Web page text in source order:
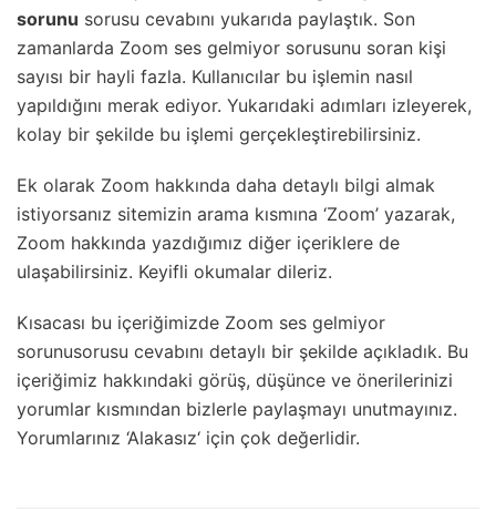
sorunu sorusu cevabını yukarıda paylaştık. Son
zamanlarda Zoom ses gelmiyor sorusunu soran kişi
sayısı bir hayli fazla. Kullanıcılar bu işlemin nasıl
yapıldığını merak ediyor. Yukarıdaki adımları izleyerek,
kolay bir şekilde bu işlemi gerçekleştirebilirsiniz.
Ek olarak Zoom hakkında daha detaylı bilgi almak
istiyorsanız sitemizin arama kısmına ‘Zoom’ yazarak,
Zoom hakkında yazdığımız diğer içeriklere de
ulaşabilirsiniz. Keyifli okumalar dileriz.
Kısacası bu içeriğimizde Zoom ses gelmiyor
sorunusorusu cevabını detaylı bir şekilde açıkladık. Bu
içeriğimiz hakkındaki görüş, düşünce ve önerilerinizi
yorumlar kısmından bizlerle paylaşmayı unutmayınız.
Yorumlarınız ‘Alakasız‘ için çok değerlidir.